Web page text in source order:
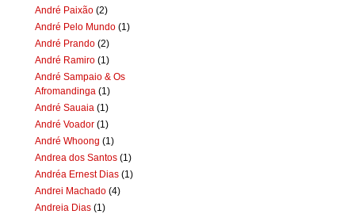
André Paixão (2)
André Pelo Mundo (1)
André Prando (2)
André Ramiro (1)
André Sampaio & Os
Afromandinga (1)
André Sauaia (1)
André Voador (1)
André Whoong (1)
Andrea dos Santos (1)
Andréa Ernest Dias (1)
Andrei Machado (4)
Andreia Dias (1)